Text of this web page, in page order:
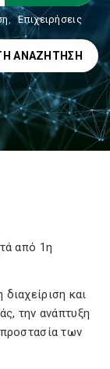
, Επιχειρήσεις
ΑΝΑΖΉΤΗΣΗ
από 1η
και
την ανάπτυξη
των